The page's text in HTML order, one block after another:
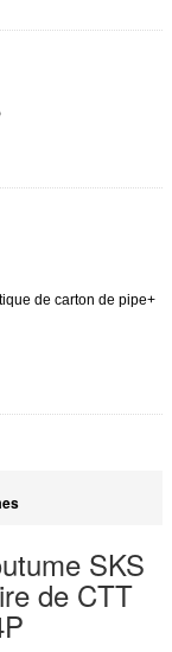
de carton de pipe+
SKS
de CTT